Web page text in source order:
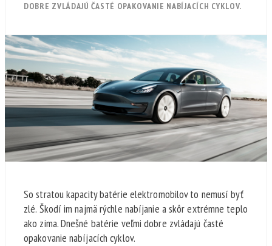
DOBRE ZVLÁDAJÚ ČASTÉ OPAKOVANIE NABÍJACÍCH CYKLOV.
So stratou kapacity batérie elektromobilov to nemusí byť
zlé. Škodí im najmä rýchle nabíjanie a skôr extrémne teplo
ako zima. Dnešné batérie veľmi dobre zvládajú časté
opakovanie nabíjacích cyklov.